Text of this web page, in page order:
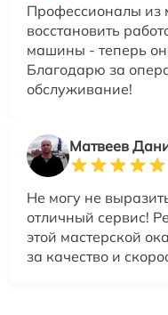
Профессионалы из
восстановить
машины - теперь
Благодарю за
обслуживание!
Матвеев
Не могу не
отличный сервис!
этой мастерской
за качество и